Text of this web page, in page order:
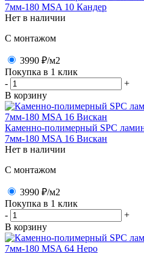
7мм-180 MSA 10 Кандер
Нет в наличии
C монтажом
3990 ₽/м2
Покупка в 1 клик
-
+
В корзину
Каменно-полимерный SPC
7мм-180 MSA 16 Вискан
Нет в наличии
C монтажом
3990 ₽/м2
Покупка в 1 клик
-
+
В корзину